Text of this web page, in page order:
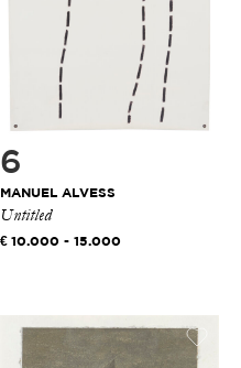
6
MANUEL ALVESS
Untitled
10.000 - 15.000